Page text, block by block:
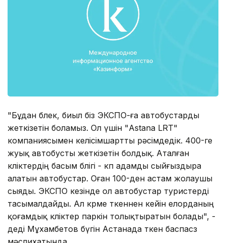
"Бұдан бөлек, биыл біз ЭКСПО-ға автобустарды
жеткізетін боламыз. Ол үшін "Аstana LRT"
компаниясымен келісімшартты рәсімдедік. 400-ге
жуық автобусты жеткізетін болдық. Аталған
көліктердің басым бөлігі - көп адамды сыйғыздыра
алатын автобустар. Оған 100-ден астам жолаушы
сыяды. ЭКСПО кезінде ол автобустар туристерді
тасымалдайды. Ал көрме өткеннен кейін елорданың
қоғамдық көліктер паркін толықтыратын болады", -
деді Мұxамбетов бүгін Астанада өткен баспасөз